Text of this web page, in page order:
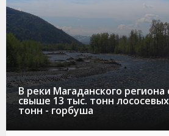
В реки Магаданского
свыше 13 тыс. тонн
тонн - горбуша